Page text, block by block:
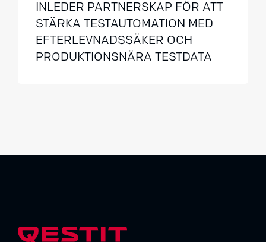
INLEDER PARTNERSKAP FÖR ATT
STÄRKA TESTAUTOMATION MED
EFTERLEVNADSSÄKER OCH
PRODUKTIONSNÄRA TESTDATA